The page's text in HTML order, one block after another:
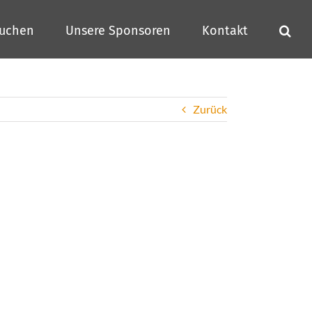
Unsere Sponsoren Kontakt
Zurück